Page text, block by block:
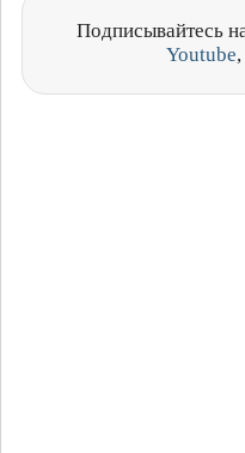
Подписывайтесь
Youtube,